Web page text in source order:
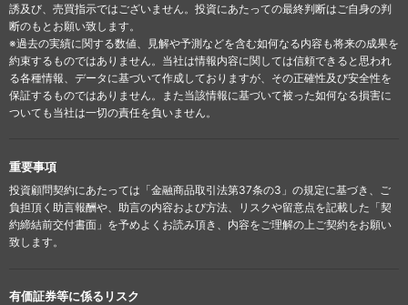
誘及び、売買指示ではございません。投資にあたっての最終判断はご自身の判
断のもとお願い致します。
※過去の実績に関する数値、見解や予測などを含む如何なる内容も将来の成果を
約束するものではありません。当社は情報内容に関しては信頼できると思われ
る各種情報、データに基づいて作成しておりますが、その正確性及び安全性を
保証するものではありません。また当該情報に基づいて被った如何なる損害に
ついても当社は一切の責任を負いません。
重要事項
投資顧問契約にあたっては「金融商品取引法第37条の3」の規定に基づき、ご
負担頂く助言報酬や、助言の内容および方法、リスクや留意点を記載した「契
約締結前交付書面」を予めよくお読み頂き、内容をご理解の上ご契約をお願い
致します。
有価証券等に係るリスク